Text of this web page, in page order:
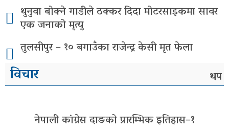
थुनुवा बोक्ने गाडीले ठक्कर दिदा मोटरसाइकमा सावर
एक जनाको मृत्यु
तुलसीपुर – १० बगाउँका राजेन्द्र केसी मृत फेला
विचार थप
नेपाली कांग्रेस दाङको प्रारम्भिक इतिहास–१